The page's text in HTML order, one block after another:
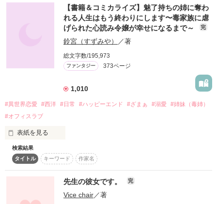
【続】『もう、キスだけじゃ足んない。』
2022.11.8 完結
「俺の目を見て言って。お願い」
三度目の正直となる切実なアプローチを経て
ついにその想いが実ったとき――
限界を突破する！？
――――――――――
お互い二度の失恋（勘違い）を経て
結局はデレデレ甘々なハッピーエンドを迎える
来栖未來（くるすみらい）はそんな彼氏
東大晴（あずまたいせい）から愛されているのか分からずある
作戦に出るが、その作戦のせいでどんどん隠していた激重感情
が溢れ出していく。
ピュアコメディラブ！！
ぜひ見ていってください！
第8回noicomiマンガシナリオ大賞」にエントリーしています！
【書籍＆コミカライズ】魅了持ちの姉に奪わ
れる人生はもう終わりにします〜毒家族に虐
げられた心読み令嬢が幸せになるまで～
完
鈴宮（すずみや） ／著
総文字数/195,973
ファンタジー 373ページ
1,010
#異世界恋愛 #西洋 #日常 #ハッピーエンド #ざまぁ #溺愛
#姉妹（毒姉）
#オフィスラブ
表紙を見る
★2025.2.5 　ベリーズファンタジースイート様より書籍発売中
★2025.6.27　Berry's Fantasy vol.70　コミカライズ連載開始
★2025.10.24　コミックシーモアにてコミカライズ先行配信開
アインホルン侯爵家の末娘であるオティリエは他人の心を読
検索結果
タイトル
キーワード 作家名
先生の彼女です。 完
Vice chair／著